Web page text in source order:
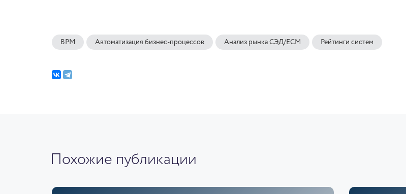
BPM Автоматизация бизнес-процессов Анализ рынка СЭД/ECM Рейтинги систем
Похожие публикации